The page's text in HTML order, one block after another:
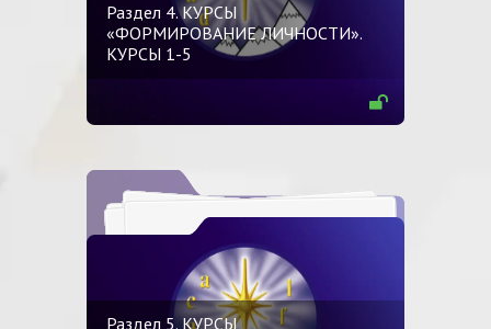
Раздел 4. КУРСЫ
«ФОРМИРОВАНИЕ ЛИЧНОСТИ».
КУРСЫ 1-5
Раздел 5. КУРСЫ